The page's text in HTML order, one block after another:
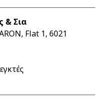
& Σια
Flat 1, 6021